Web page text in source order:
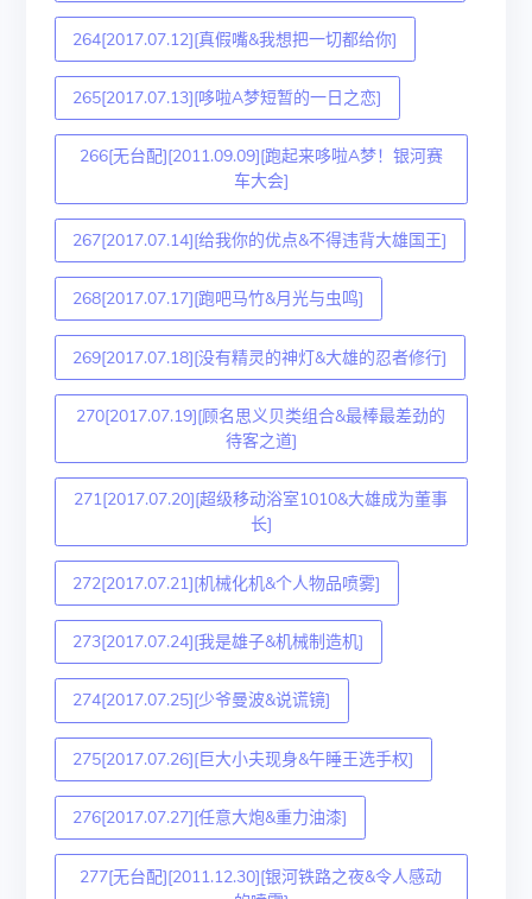
264[2017.07.12][真假嘴&我想把一切都给你]
265[2017.07.13][哆啦A梦短暂的一日之恋]
266[无台配][2011.09.09][跑起来哆啦A梦！银河赛
车大会]
267[2017.07.14][给我你的优点&不得违背大雄国王]
268[2017.07.17][跑吧马竹&月光与虫鸣]
269[2017.07.18][没有精灵的神灯&大雄的忍者修行]
270[2017.07.19][顾名思义贝类组合&最棒最差劲的
待客之道]
271[2017.07.20][超级移动浴室1010&大雄成为董事
长]
272[2017.07.21][机械化机&个人物品喷雾]
273[2017.07.24][我是雄子&机械制造机]
274[2017.07.25][少爷曼波&说谎镜]
275[2017.07.26][巨大小夫现身&午睡王选手权]
276[2017.07.27][任意大炮&重力油漆]
277[无台配][2011.12.30][银河铁路之夜&令人感动